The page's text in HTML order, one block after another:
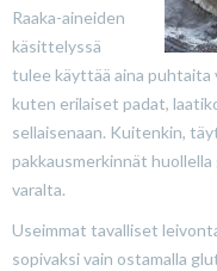
Raaka-aineiden
käsittelyssä
tulee käyttää aina puhtaita
kuten erilaiset padat,
sellaisenaan. Kuitenkin,
pakkausmerkinnät
varalta.
Useimmat tavalliset
sopivaksi vain ostamalla